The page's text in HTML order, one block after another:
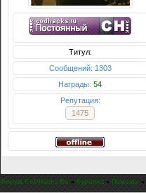
Титул:
Сообщений: 1303
Награды: 54
Репутация:
1475
Форум CoDHacks.Ru » Курилка » Помощь »